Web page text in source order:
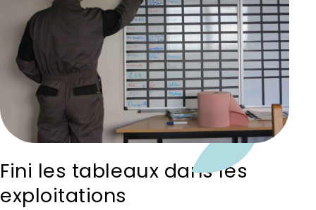
Fini les tableaux dans les
exploitations